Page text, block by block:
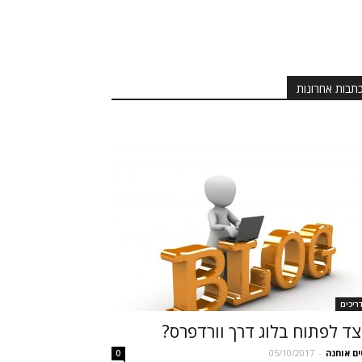
כתבות אחרונות
לפתוח בלוג דרך וורדפרס?
אוחנה -
05/10/2017
0